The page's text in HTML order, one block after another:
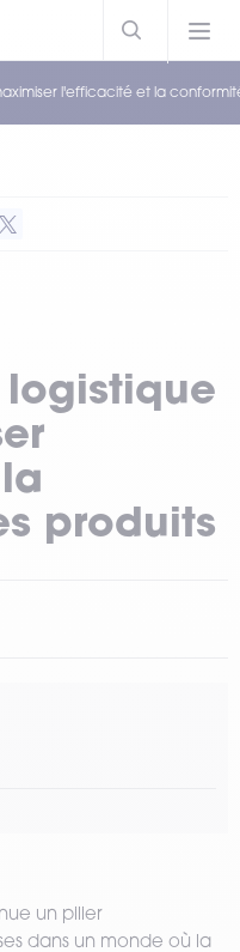
l'efficacité et la
produits
un pilier
dans un monde où la